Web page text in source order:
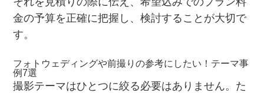
金の予算を正確に把握し、検討することが大切で
す。
フォトウェディングや前撮りの参考にしたい！テーマ事
例7選
撮影テーマはひとつに絞る必要はありません。た